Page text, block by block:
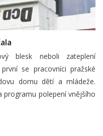
blesk neboli zateplení
se pracovníci pražské
domu dětí a mládeže.
programu polepení vnějšího